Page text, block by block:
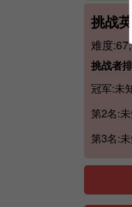
挑战英
难度
挑战者
冠军:未
第2名:
第3名: